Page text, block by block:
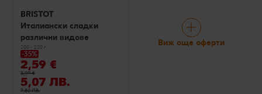
BRISTOT
Италиански сладки
различни видове
200 - 220 г
-35%
2,59 €
3,99 €
5,07 ЛВ.
7,80 ЛВ.
Виж още оферти